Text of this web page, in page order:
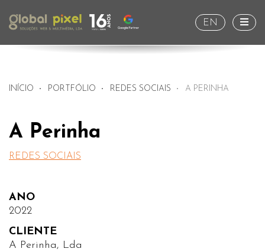
EN
INÍCIO PORTFÓLIO REDES SOCIAIS A PERINHA
A Perinha
REDES SOCIAIS
ANO
2022
CLIENTE
A Perinha, Lda